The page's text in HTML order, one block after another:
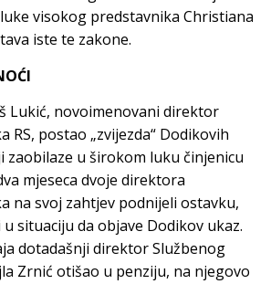
visokog predstavnika Christiana
iste te zakone.
Lukić, novoimenovani direktor
RS, postao „zvijezda“ Dodikovih
zaobilaze u širokom luku činjenicu
mjeseca dvoje direktora
na svoj zahtjev podnijeli ostavku,
situaciju da objave Dodikov ukaz.
dotadašnji direktor Službenog
Zrnić otišao u penziju, na njegovo